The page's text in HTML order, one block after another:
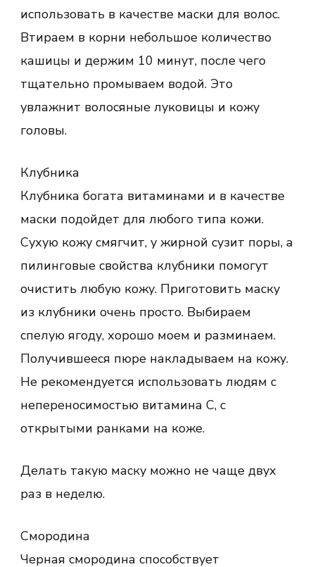
использовать в качестве маски для волос.
Втираем в корни небольшое количество
кашицы и держим 10 минут, после чего
тщательно промываем водой. Это
увлажнит волосяные луковицы и кожу
головы.
Клубника
Клубника богата витаминами и в качестве
маски подойдет для любого типа кожи.
Сухую кожу смягчит, у жирной сузит поры, а
пилинговые свойства клубники помогут
очистить любую кожу. Приготовить маску
из клубники очень просто. Выбираем
спелую ягоду, хорошо моем и разминаем.
Получившееся пюре накладываем на кожу.
Не рекомендуется использовать людям с
непереносимостью витамина С, с
открытыми ранками на коже.
Делать такую маску можно не чаще двух
раз в неделю.
Смородина
Черная смородина способствует